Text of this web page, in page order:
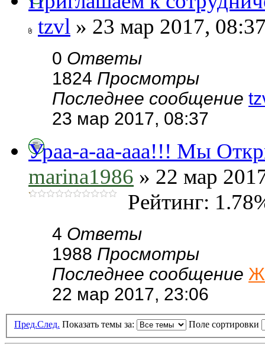
tzvl » 23 мар 2017,
0 Ответы
1824 Просмотры
Последнее сообщение
23 мар 2017, 08:37
Ураа-а-аа-ааа!!! Мы
marina1986 » 22 мар
Рейтинг:
4 Ответы
1988 Просмотры
Последнее сообщение
22 мар 2017, 23:06
Пред.След. Показать темы за: Поле сортировки